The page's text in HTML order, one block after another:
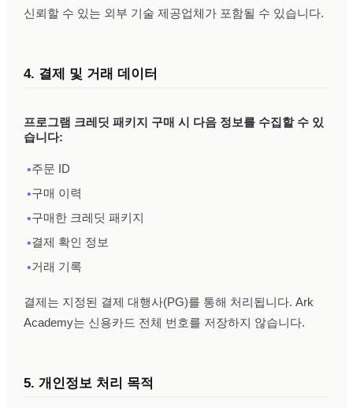
신뢰할 수 있는 외부 기술 제공업체가 포함될 수 있습니다.
4. 결제 및 거래 데이터
프로그램 크레딧 패키지 구매 시 다음 정보를 수집할 수 있
습니다:
•주문 ID
•구매 이력
•구매한 크레딧 패키지
•결제 확인 정보
•거래 기록
결제는 지정된 결제 대행사(PG)를 통해 처리됩니다. Ark
Academy는 신용카드 전체 번호를 저장하지 않습니다.
5. 개인정보 처리 목적